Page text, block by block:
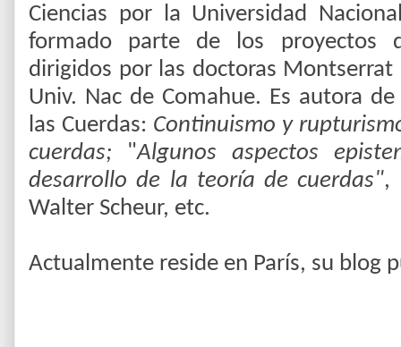
Ciencias por la Universidad
formado parte de los proyectos
dirigidos por las doctoras
Univ. Nac de Comahue. Es autora
las Cuerdas: Continuismo y
cuerdas; "Algunos aspectos
desarrollo de la teoría de cuerdas",
Walter Scheur, etc.
Actualmente reside en París, su blog